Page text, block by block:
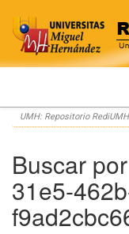
Skip
navigation
UMH: Repositorio RediUMH
Buscar
31e5-